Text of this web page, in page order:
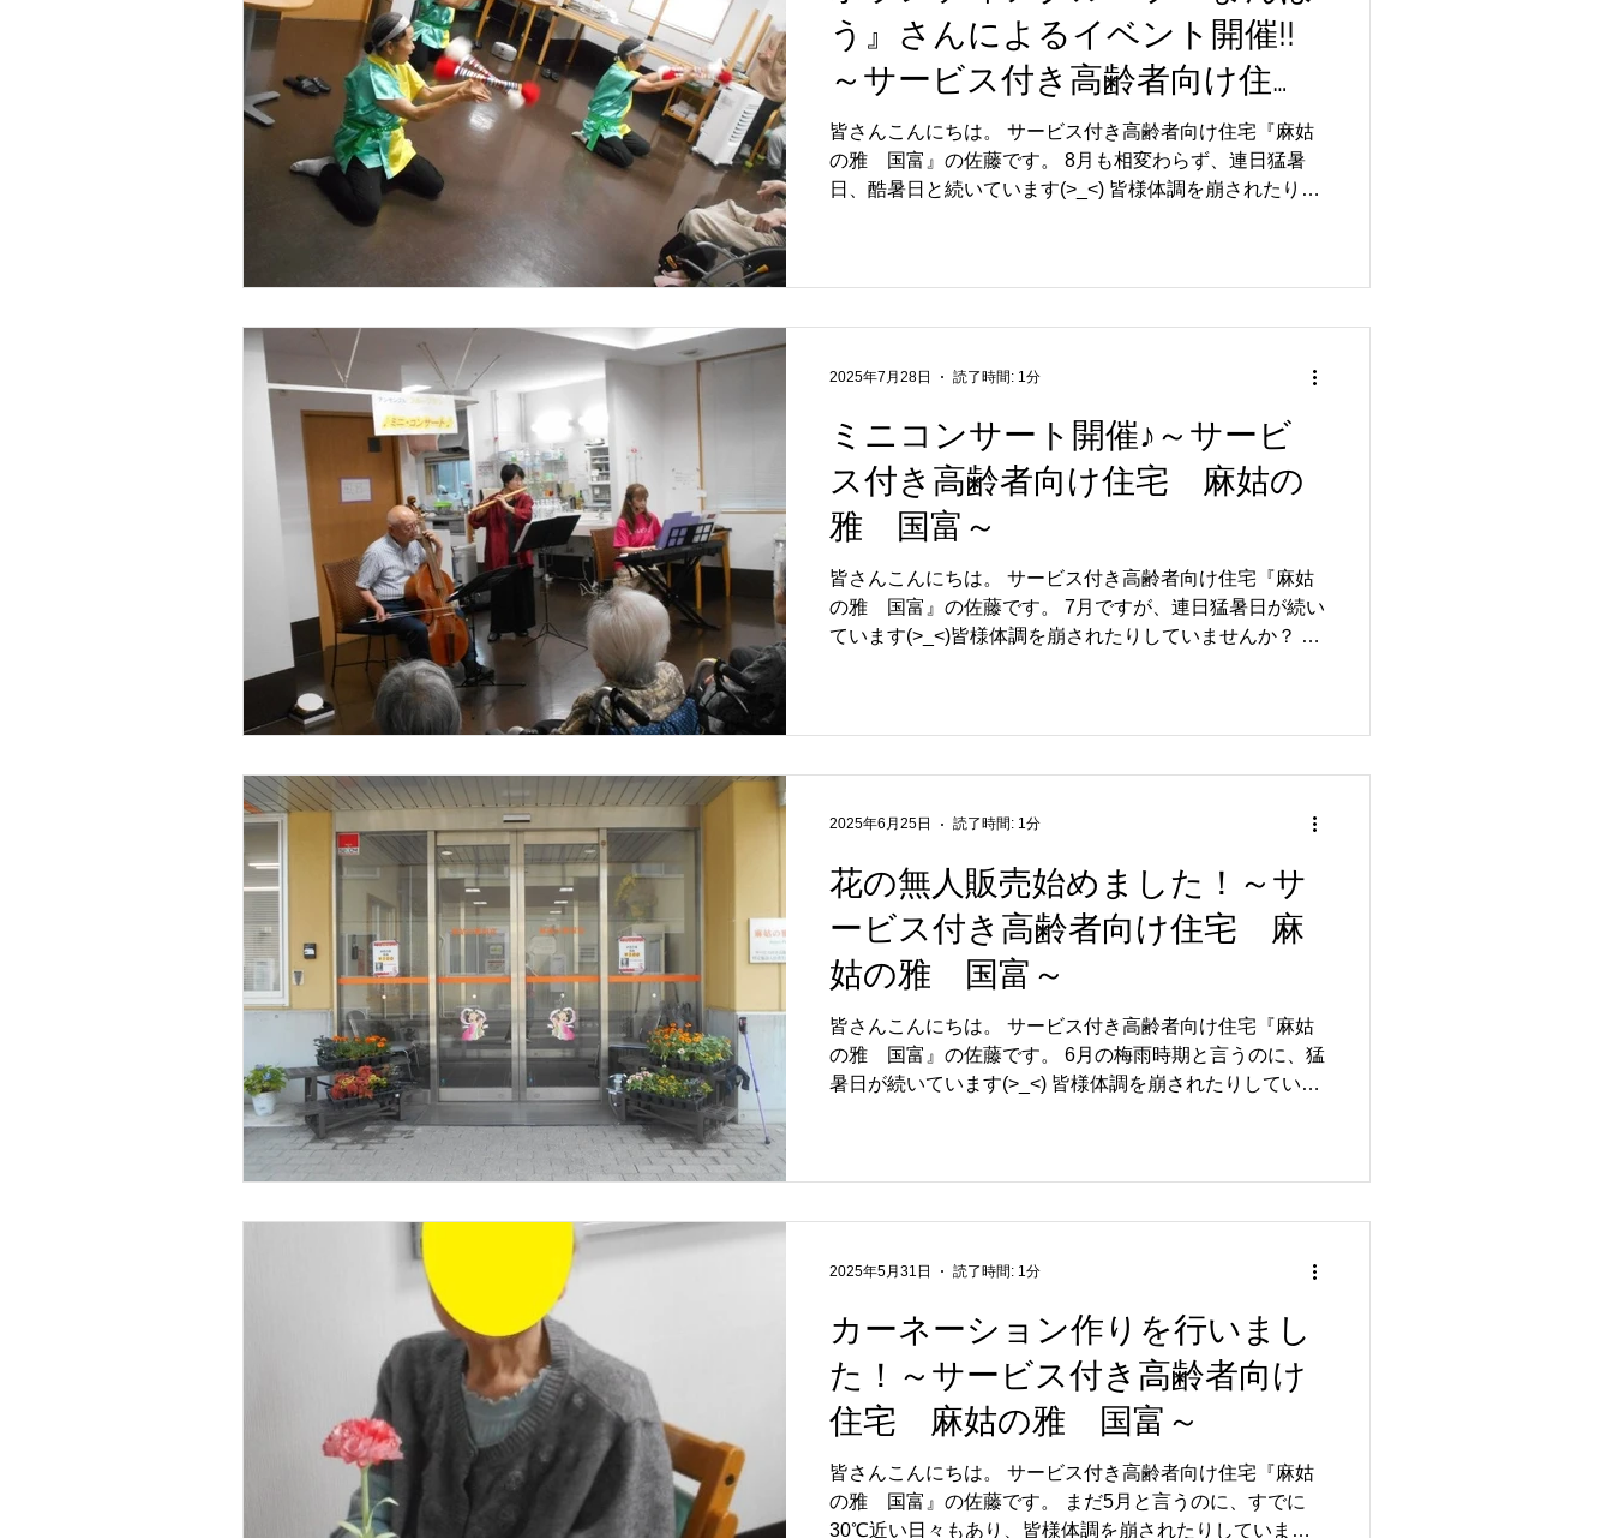
う』さんによるイベント開催!!
～サービス付き高齢者向け住
宅 麻姑の雅 国富～
皆さんこんにちは。 サービス付き高齢者向け住宅『麻姑
の雅 国富』の佐藤です。 8月も相変わらず、連日猛暑
日、酷暑日と続いています(>_<) 皆様体調を崩されたりし
ミニコンサート開催♪～サービ
ス付き高齢者向け住宅 麻姑の
雅 国富～
皆さんこんにちは。 サービス付き高齢者向け住宅『麻姑
の雅 国富』の佐藤です。 7月ですが、連日猛暑日が続い
ています(>_<)皆様体調を崩されたりしていませんか？ ７
2025年7月28日 読了時間: 1分
花の無人販売始めました！～サ
ービス付き高齢者向け住宅 麻
姑の雅 国富～
皆さんこんにちは。 サービス付き高齢者向け住宅『麻姑
の雅 国富』の佐藤です。 6月の梅雨時期と言うのに、猛
暑日が続いています(>_<) 皆様体調を崩されたりしていま
2025年6月25日 読了時間: 1分
カーネーション作りを行いまし
た！～サービス付き高齢者向け
住宅 麻姑の雅 国富～
皆さんこんにちは。 サービス付き高齢者向け住宅『麻姑
の雅 国富』の佐藤です。 まだ5月と言うのに、すでに
30℃近い日々もあり、皆様体調を崩されたりしていませ
2025年5月31日 読了時間: 1分